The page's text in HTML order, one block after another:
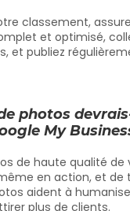
classement,
et optimisé,
et publiez
photos
My
de haute qualité de
en action, et de
aident à
plus de clients.